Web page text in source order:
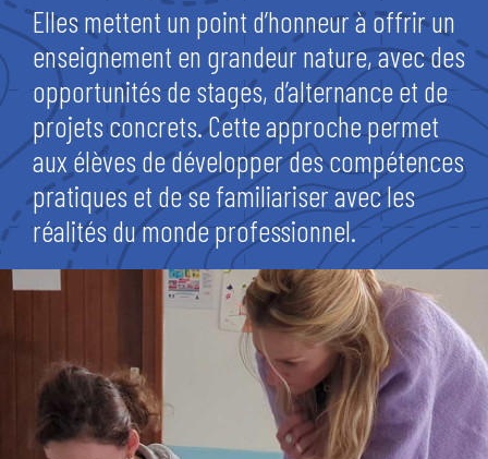
Elles mettent un point d’honneur à offrir un
enseignement en grandeur nature, avec des
opportunités de stages, d’alternance et de
projets concrets. Cette approche permet
aux élèves de développer des compétences
pratiques et de se familiariser avec les
réalités du monde professionnel.